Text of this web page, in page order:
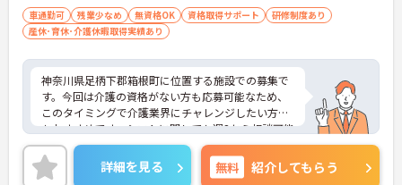
車通勤可 残業少なめ 無資格OK 資格取得サポート
研修制度あり
産休･育休･介護休暇取得実績あり
神奈川県足柄下郡箱根町に位置する施設での募集で
す。今回は介護の資格がない方も応募可能なため、
このタイミングで介護業界にチャレンジしたい方に
もおすすめです。シフトに関しても週2から相談可能
です。プライベートの時間も確保しやすいです。ご
興味のある方には面接のポイントをお伝えしますの
で、お気軽にお問い合わせください。
詳細を見る 無料 紹介してもらう